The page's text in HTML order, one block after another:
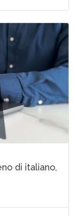
di italiano,